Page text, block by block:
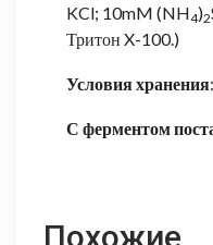
KCl; 10mM (NH4)2
Тритон X-100.)
Условия хранения
С ферментом
Похожие